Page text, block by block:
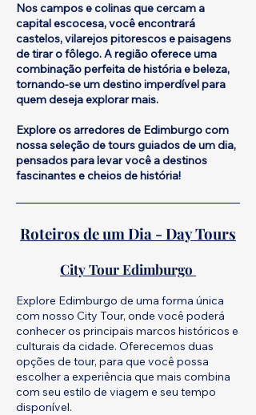
Nos campos e colinas que cercam a
capital escocesa, você encontrará
castelos, vilarejos pitorescos e paisagens
de tirar o fôlego. A região oferece uma
combinação perfeita de história e beleza,
tornando-se um destino imperdível para
quem deseja explorar mais.
Explore os arredores de Edimburgo com
nossa seleção de tours guiados de um dia,
pensados para levar você a destinos
fascinantes e cheios de história!
Roteiros de um Dia - Day Tours
City Tour Edimburgo
Explore Edimburgo de uma forma única
com nosso City Tour, onde você poderá
conhecer os principais marcos históricos e
culturais da cidade. Oferecemos duas
opções de tour, para que você possa
escolher a experiência que mais combina
com seu estilo de viagem e seu tempo
disponível.